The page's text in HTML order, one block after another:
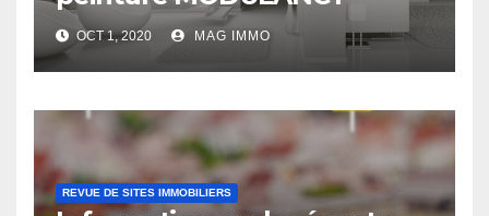
s’affirme comme un acteur
leader
OCT 1, 2020 MAG IMMO
REVUE DE SITES IMMOBILIERS